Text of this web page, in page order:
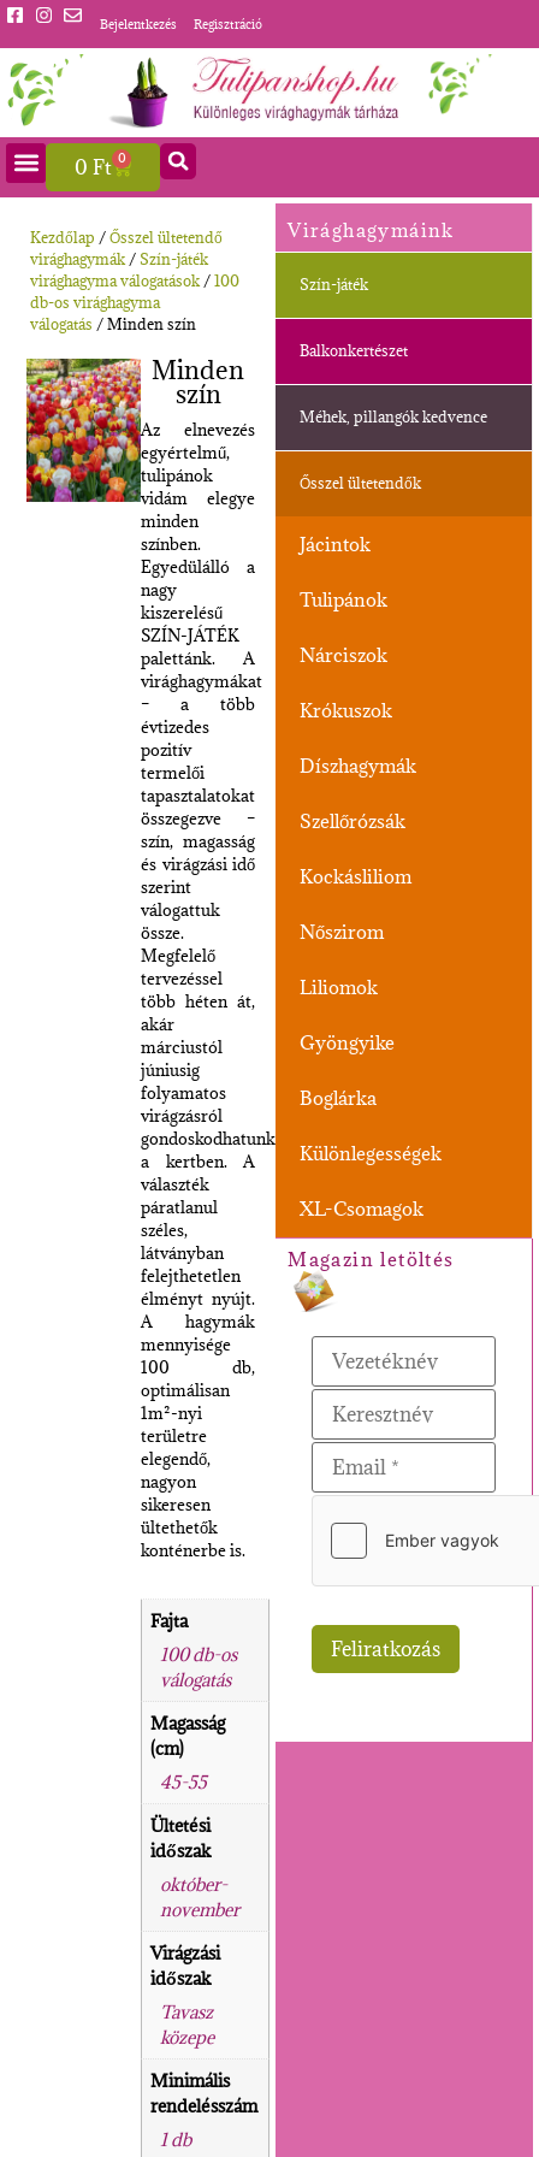
Bejelentkezés Regisztráció
0 Ft 0
Virághagymáink
Szín-játék
Balkonkertészet
Méhek, pillangók kedvence
Ősszel ültetendők
Jácintok
Tulipánok
Nárciszok
Krókuszok
Díszhagymák
Szellőrózsák
Kockásliliom
Nőszirom
Liliomok
Gyöngyike
Boglárka
Különlegességek
XL-Csomagok
Magazin letöltés
Kezdőlap /Ősszel ültetendő
virághagymák/Szín-játék
virághagyma válogatások/100
db-os virághagyma
válogatás / Minden szín
Minden
szín
Az elnevezés
egyértelmű,
tulipánok
vidám elegye
minden
színben.
Egyedülálló a
nagy
kiszerelésű
SZÍN-JÁTÉK
palettánk. A
virághagymákat
– a több
évtizedes
pozitív
termelői
tapasztalatokat
összegezve –
szín, magasság
és virágzási idő
szerint
válogattuk
össze.
Megfelelő
tervezéssel
több héten át,
akár
márciustól
júniusig
folyamatos
virágzásról
gondoskodhatunk
a kertben. A
választék
páratlanul
széles,
látványban
felejthetetlen
élményt nyújt.
A hagymák
mennyisége
100 db,
optimálisan
1m²-nyi
területre
elegendő,
nagyon
sikeresen
ültethetők
konténerbe is.
Fajta
100 db-os
válogatás
Magasság
(cm)
45-55
Ültetési
időszak
október-
november
Virágzási
időszak
Tavasz
közepe
Minimális
rendelésszám
1 db